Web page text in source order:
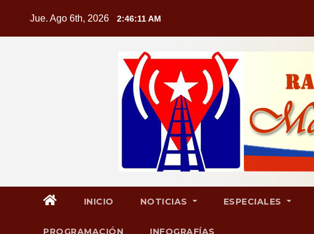
Jue. Ago 6th, 2026 2:46:12 AM
INICIO NOTICIAS ESPECIALES
PROGRAMACIÓN INFOGRAFÍAS